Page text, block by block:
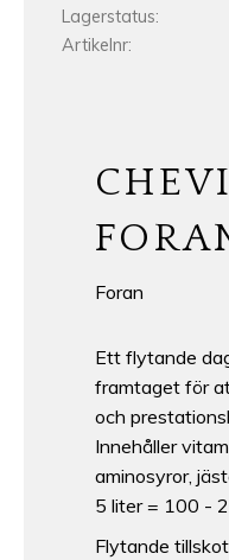
Lagerstatus
Artikelnr
Foran
Ett flytande
framtaget för
och
Innehåller
aminosyror,
5 liter = 100 -
Flytande